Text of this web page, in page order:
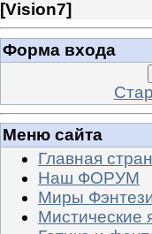
[Vision7]
Форма входа
Меню сайта
Главная
Наш ФОРУМ
Миры
Мистические